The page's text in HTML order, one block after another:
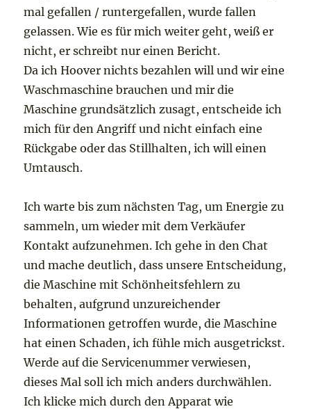
mal gefallen / runtergefallen, wurde fallen
gelassen. Wie es für mich weiter geht, weiß er
nicht, er schreibt nur einen Bericht.
Da ich Hoover nichts bezahlen will und wir eine
Waschmaschine brauchen und mir die
Maschine grundsätzlich zusagt, entscheide ich
mich für den Angriff und nicht einfach eine
Rückgabe oder das Stillhalten, ich will einen
Umtausch.
Ich warte bis zum nächsten Tag, um Energie zu
sammeln, um wieder mit dem Verkäufer
Kontakt aufzunehmen. Ich gehe in den Chat
und mache deutlich, dass unsere Entscheidung,
die Maschine mit Schönheitsfehlern zu
behalten, aufgrund unzureichender
Informationen getroffen wurde, die Maschine
hat einen Schaden, ich fühle mich ausgetrickst.
Werde auf die Servicenummer verwiesen,
dieses Mal soll ich mich anders durchwählen.
Ich klicke mich durch den Apparat wie